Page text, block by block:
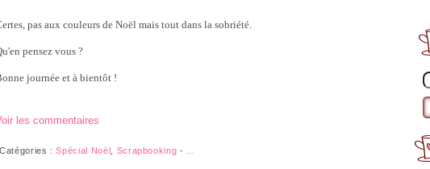
pas aux couleurs de Noël mais tout dans la sobriété.
pensez vous ?
journée et à bientôt !
les commentaires
Catégories :Spécial Noël Scrapbooking -